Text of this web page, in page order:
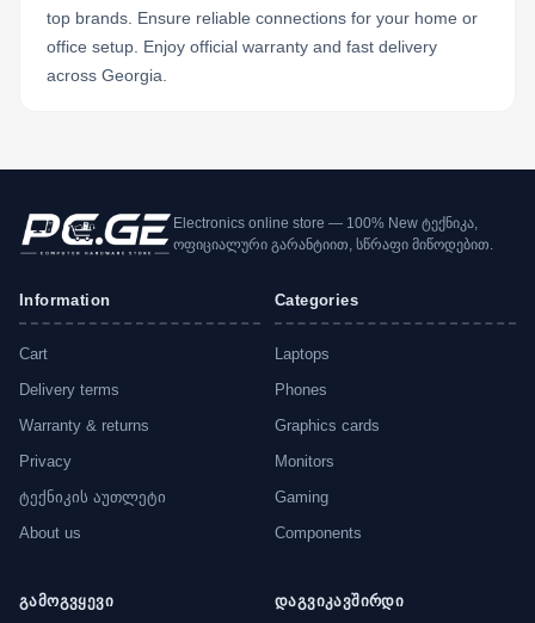
top brands. Ensure reliable connections for your home or
office setup. Enjoy official warranty and fast delivery
across Georgia.
Electronics online store — 100% New ტექნიკა,
ოფიციალური გარანტიით, სწრაფი მიწოდებით.
Information
Cart
Delivery terms
Warranty & returns
Privacy
ტექნიკის აუთლეტი
About us
Categories
Laptops
Phones
Graphics cards
Monitors
Gaming
Components
გამოგვყევი დაგვიკავშირდი